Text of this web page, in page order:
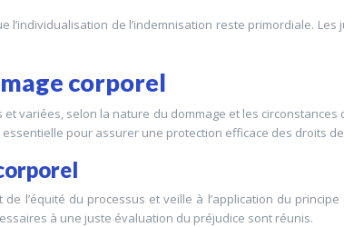
de l’indemnisation reste primordiale.
corporel
variées, selon la nature du dommage et les
pour assurer une protection efficace des droits
l’équité du processus et veille à l’application du
à une juste évaluation du préjudice sont réunis.